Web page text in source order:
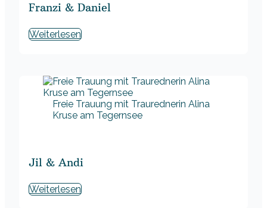
Franzi & Daniel
Weiterlesen
Freie Trauung mit Traurednerin Alina
Kruse am Tegernsee
Jil & Andi
Weiterlesen